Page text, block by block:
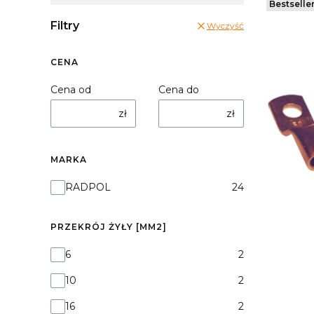
Filtry Wyczyść
CENA
Cena od
zł
Cena do
zł
MARKA
MarkaRADPOL 24
PRZEKRÓJ ŻYŁY [MM2]
Przekrój żyły [mm2]
6 2
10 2
16 2
Bestseller